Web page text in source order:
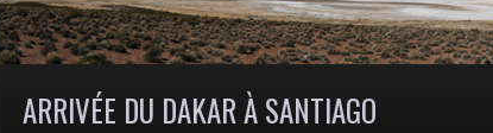
ARRIVÉE DU DAKAR À SANTIAGO